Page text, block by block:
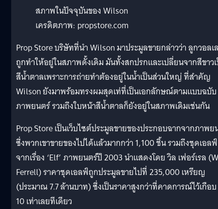
สภาพในปัจจุบันของ Wilson
เครดิตภาพ: propstore.com
Prop Store บริษัทที่นำ Wilson มาประมูลขายกล่าวว่า ลูกวอลเ
ถูกทำให้อยู่ในสภาพดั้งเดิม มันทั้งสกปรกและเปลี่ยนจากสีขาว
สีน้ำตาลเพราะการถ่ายทำต้องอยู่ในน้ำเป็นส่วนใหญ่ ที่สำคัญ
Wilson ยังมาพร้อมทรงผมสุดเท่ที่เป็นเอกลักษณ์ตามแบบฉบับ
ภาพยนตร์ รวมถึงใบหน้าสีน้ำตาลก็ยังอยู่ในสภาพเดิมเช่นกัน
Prop Store เป็นเว็บไซต์ประมูลขายของประกอบฉากจากภาพ
ซึ่งพวกเขาขายของไปได้แล้วมากกว่า 1,100 ชิ้น รวมถึงชุดเอลฟ์
จากเรื่อง ‘Elf’ ภาพยนตร์ปี 2003 นำแสดงโดย วิล เฟอร์เรล
Ferrell) ราคาชุดเอลฟ์ถูกประมูลขายไปที่ 235,000 เหรียญ
(ประมาณ 7.7 ล้านบาท) ซึ่งเป็นราคาสูงกว่าที่คาดการณ์ไว้เกือบ
10 เท่าเลยทีเดียว